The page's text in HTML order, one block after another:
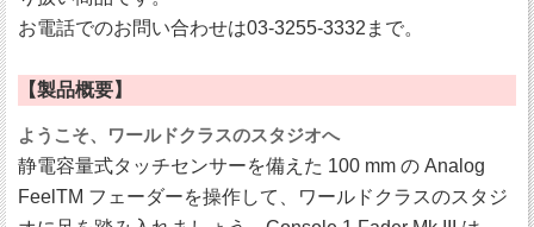
お電話でのお問い合わせは03-3255-3332まで。
【製品概要】
ようこそ、ワールドクラスのスタジオへ
静電容量式タッチセンサーを備えた 100 mm の Analog
FeelTM フェーダーを操作して、ワールドクラスのスタジ